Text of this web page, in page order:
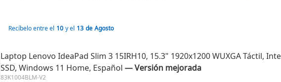
Recíbelo entre el 10 y el 13 de Agosto
Laptop Lenovo IdeaPad Slim 3 15IRH10, 15.3" 1920x1200 WUXGA Táctil,
SSD, Windows 11 Home, Español ― Versión mejorada
83K1004BLM-V2